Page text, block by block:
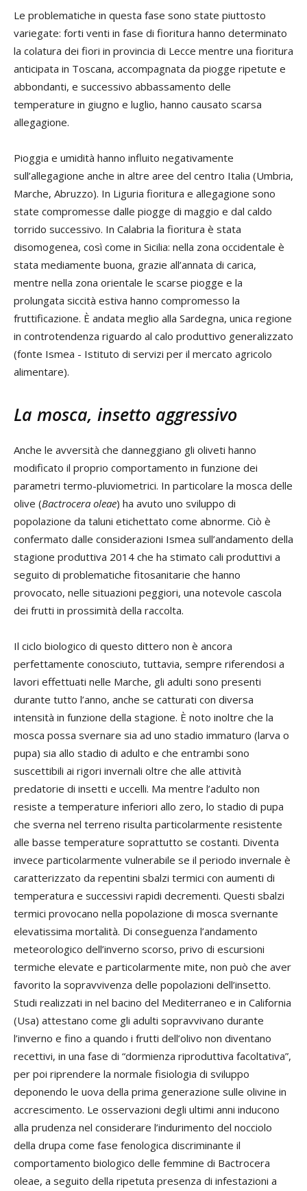
Le problematiche in questa fase sono state piuttosto
variegate: forti venti in fase di fioritura hanno determinato
la colatura dei fiori in provincia di Lecce mentre una fioritura
anticipata in Toscana, accompagnata da piogge ripetute e
abbondanti, e successivo abbassamento delle
temperature in giugno e luglio, hanno causato scarsa
allegagione.
Pioggia e umidità hanno influito negativamente
sull’allegagione anche in altre aree del centro Italia (Umbria,
Marche, Abruzzo). In Liguria fioritura e allegagione sono
state compromesse dalle piogge di maggio e dal caldo
torrido successivo. In Calabria la fioritura è stata
disomogenea, così come in Sicilia: nella zona occidentale è
stata mediamente buona, grazie all’annata di carica,
mentre nella zona orientale le scarse piogge e la
prolungata siccità estiva hanno compromesso la
fruttificazione. È andata meglio alla Sardegna, unica regione
in controtendenza riguardo al calo produttivo generalizzato
(fonte Ismea - Istituto di servizi per il mercato agricolo
alimentare).
La mosca, insetto aggressivo
Anche le avversità che danneggiano gli oliveti hanno
modificato il proprio comportamento in funzione dei
parametri termo-pluviometrici. In particolare la mosca delle
olive (Bactrocera oleae) ha avuto uno sviluppo di
popolazione da taluni etichettato come abnorme. Ciò è
confermato dalle considerazioni Ismea sull’andamento della
stagione produttiva 2014 che ha stimato cali produttivi a
seguito di problematiche fitosanitarie che hanno
provocato, nelle situazioni peggiori, una notevole cascola
dei frutti in prossimità della raccolta.
Il ciclo biologico di questo dittero non è ancora
perfettamente conosciuto, tuttavia, sempre riferendosi a
lavori effettuati nelle Marche, gli adulti sono presenti
durante tutto l’anno, anche se catturati con diversa
intensità in funzione della stagione. È noto inoltre che la
mosca possa svernare sia ad uno stadio immaturo (larva o
pupa) sia allo stadio di adulto e che entrambi sono
suscettibili ai rigori invernali oltre che alle attività
predatorie di insetti e uccelli. Ma mentre l’adulto non
resiste a temperature inferiori allo zero, lo stadio di pupa
che sverna nel terreno risulta particolarmente resistente
alle basse temperature soprattutto se costanti. Diventa
invece particolarmente vulnerabile se il periodo invernale è
caratterizzato da repentini sbalzi termici con aumenti di
temperatura e successivi rapidi decrementi. Questi sbalzi
termici provocano nella popolazione di mosca svernante
elevatissima mortalità. Di conseguenza l’andamento
meteorologico dell’inverno scorso, privo di escursioni
termiche elevate e particolarmente mite, non può che aver
favorito la sopravvivenza delle popolazioni dell’insetto.
Studi realizzati in nel bacino del Mediterraneo e in California
(Usa) attestano come gli adulti sopravvivano durante
l’inverno e fino a quando i frutti dell’olivo non diventano
recettivi, in una fase di “dormienza riproduttiva facoltativa”,
per poi riprendere la normale fisiologia di sviluppo
deponendo le uova della prima generazione sulle olivine in
accrescimento. Le osservazioni degli ultimi anni inducono
alla prudenza nel considerare l’indurimento del nocciolo
della drupa come fase fenologica discriminante il
comportamento biologico delle femmine di Bactrocera
oleae, a seguito della ripetuta presenza di infestazioni a